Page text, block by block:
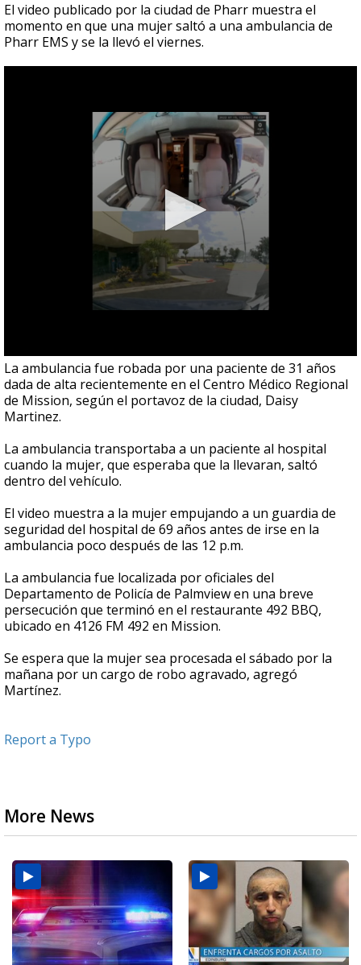
El video publicado por la ciudad de Pharr muestra el
momento en que una mujer saltó a una ambulancia de
Pharr EMS y se la llevó el viernes.
La ambulancia fue robada por una paciente de 31 años
dada de alta recientemente en el Centro Médico Regional
de Mission, según el portavoz de la ciudad, Daisy
Martinez.
La ambulancia transportaba a un paciente al hospital
cuando la mujer, que esperaba que la llevaran, saltó
dentro del vehículo.
El video muestra a la mujer empujando a un guardia de
seguridad del hospital de 69 años antes de irse en la
ambulancia poco después de las 12 p.m.
La ambulancia fue localizada por oficiales del
Departamento de Policía de Palmview en una breve
persecución que terminó en el restaurante 492 BBQ,
ubicado en 4126 FM 492 en Mission.
Se espera que la mujer sea procesada el sábado por la
mañana por un cargo de robo agravado, agregó
Martínez.
Report a Typo
More News